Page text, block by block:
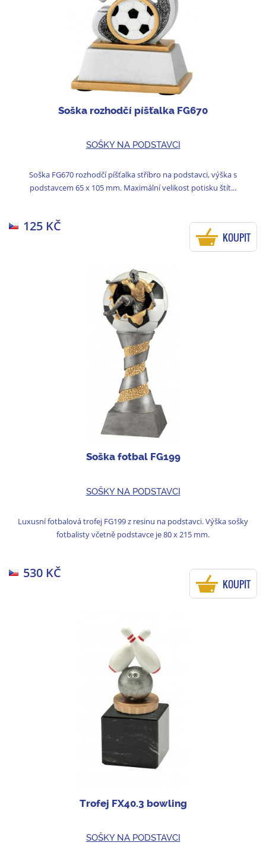
Soška rozhodčí píšťalka FG670
SOŠKY NA PODSTAVCI
Soška FG670 rozhodčí píšťalka stříbro na podstavci, výška s
podstavcem 65 x 105 mm. Maximální velikost potisku štít...
125 KČ
KOUPIT
Soška fotbal FG199
SOŠKY NA PODSTAVCI
Luxusní fotbalová trofej FG199 z resinu na podstavci. Výška sošky
fotbalisty včetně podstavce je 80 x 215 mm.
530 KČ
KOUPIT
Trofej FX40.3 bowling
SOŠKY NA PODSTAVCI